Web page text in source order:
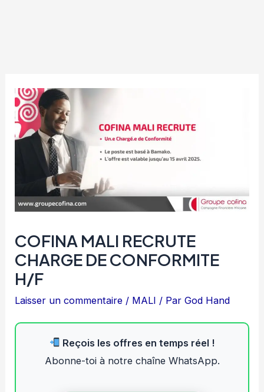
COFINA MALI RECRUTE
CHARGE DE CONFORMITE
H/F
Laisser un commentaire / MALI / ParGod Hand
Reçois les offres en temps réel !
Abonne-toi à notre chaîne WhatsApp.